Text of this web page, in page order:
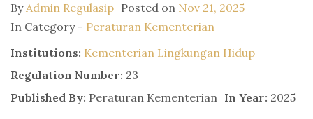
ByAdmin Regulasip Posted on Nov 21, 2025
In Category - Peraturan Kementerian
Institutions: Kementerian Lingkungan Hidup
Regulation Number: 23
Published By: Peraturan Kementerian In Year: 2025